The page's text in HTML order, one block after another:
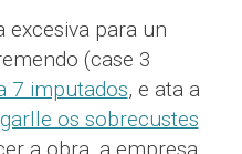
excesiva para un
(case 3
7 imputados, e ata a
os sobrecustes
a obra, a empresa